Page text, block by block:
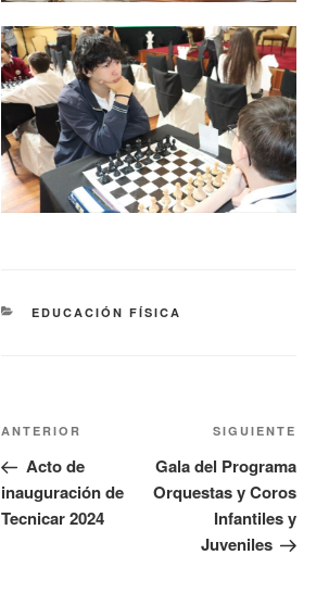
EDUCACIÓN FÍSICA
ANTERIOR
Acto de
inauguración de
Tecnicar 2024
SIGUIENTE
Gala del Programa
Orquestas y Coros
Infantiles y
Juveniles